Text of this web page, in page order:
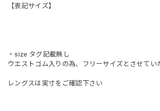
【表記サイズ】
・size タグ記載無し
ウエストゴム入りの為、フリーサイズとさせてい
レングスは実寸をご確認下さい